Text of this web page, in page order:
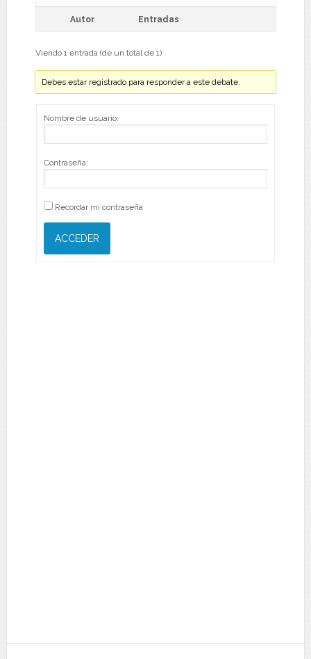
Autor Entradas
Viendo 1 entrada (de un total de 1)
Debes estar registrado para responder a este debate.
Nombre de usuario:
Contraseña:
Recordar mi contraseña
ACCEDER